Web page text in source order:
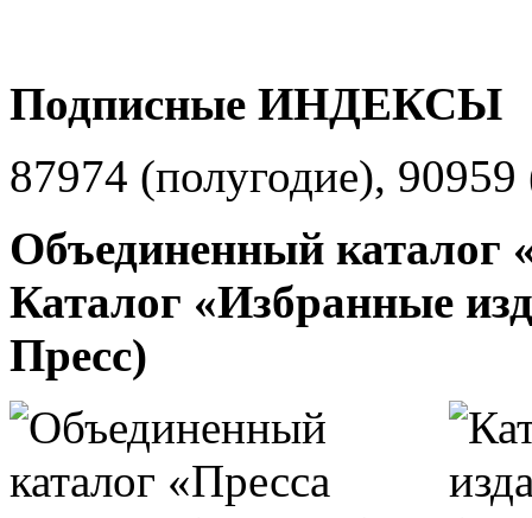
Подписные ИНДЕКСЫ
87974 (полугодие), 90959
Объединенный каталог
Каталог «Избранные
Пресс)